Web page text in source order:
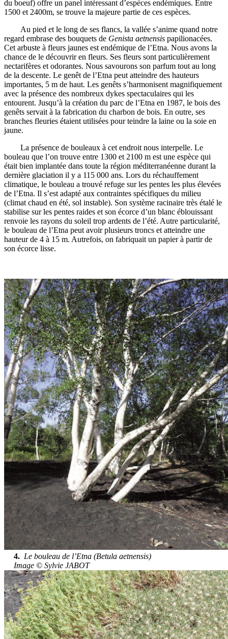
du boeuf) offre un panel intéressant d’espèces endémiques. Entre
1500 et 2400m, se trouve la majeure partie de ces espèces.
Au pied et le long de ses flancs, la vallée s’anime quand notre
regard embrase des bouquets de Genista aetnensis papilionacées.
Cet arbuste à fleurs jaunes est endémique de l’Etna. Nous avons la
chance de le découvrir en fleurs. Ses fleurs sont particulièrement
nectarifères et odorantes. Nous savourons son parfum tout au long
de la descente. Le genêt de l’Etna peut atteindre des hauteurs
importantes, 5 m de haut. Les genêts s’harmonisent magnifiquement
avec la présence des nombreux dykes spectaculaires qui les
entourent. Jusqu’à la création du parc de l’Etna en 1987, le bois des
genêts servait à la fabrication du charbon de bois. En outre, ses
branches fleuries étaient utilisées pour teindre la laine ou la soie en
jaune.
La présence de bouleaux à cet endroit nous interpelle. Le
bouleau que l’on trouve entre 1300 et 2100 m est une espèce qui
était bien implantée dans toute la région méditerranéenne durant la
dernière glaciation il y a 115 000 ans. Lors du réchauffement
climatique, le bouleau a trouvé refuge sur les pentes les plus élevées
de l’Etna. Il s’est adapté aux contraintes spécifiques du milieu
(climat chaud en été, sol instable). Son système racinaire très étalé le
stabilise sur les pentes raides et son écorce d’un blanc éblouissant
renvoie les rayons du soleil trop ardents de l’été. Autre particularité,
le bouleau de l’Etna peut avoir plusieurs troncs et atteindre une
hauteur de 4 à 15 m. Autrefois, on fabriquait un papier à partir de
son écorce lisse.
4. Le bouleau de l’Etna (Betula aetnensis)
Image © Sylvie JABOT